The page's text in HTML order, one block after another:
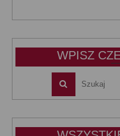
wynosiła:wynosi:
WPISZ